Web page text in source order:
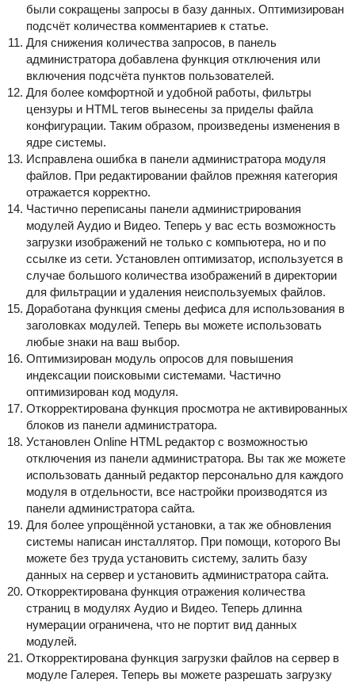
были сокращены запросы в базу данных. Оптимизирован
подсчёт количества комментариев к статье.
Для снижения количества запросов, в панель
администратора добавлена функция отключения или
включения подсчёта пунктов пользователей.
Для более комфортной и удобной работы, фильтры
цензуры и HTML тегов вынесены за приделы файла
конфигурации. Таким образом, произведены изменения в
ядре системы.
Исправлена ошибка в панели администратора модуля
файлов. При редактировании файлов прежняя категория
отражается корректно.
Частично переписаны панели администрирования
модулей Аудио и Видео. Теперь у вас есть возможность
загрузки изображений не только с компьютера, но и по
ссылке из сети. Установлен оптимизатор, используется в
случае большого количества изображений в директории
для фильтрации и удаления неиспользуемых файлов.
Доработана функция смены дефиса для использования в
заголовках модулей. Теперь вы можете использовать
любые знаки на ваш выбор.
Оптимизирован модуль опросов для повышения
индексации поисковыми системами. Частично
оптимизирован код модуля.
Откорректирована функция просмотра не активированных
блоков из панели администратора.
Установлен Online HTML редактор с возможностью
отключения из панели администратора. Вы так же можете
использовать данный редактор персонально для каждого
модуля в отдельности, все настройки производятся из
панели администратора сайта.
Для более упрощённой установки, а так же обновления
системы написан инсталлятор. При помощи, которого Вы
можете без труда установить систему, залить базу
данных на сервер и установить администратора сайта.
Откорректирована функция отражения количества
страниц в модулях Аудио и Видео. Теперь длинна
нумерации ограничена, что не портит вид данных
модулей.
Откорректирована функция загрузки файлов на сервер в
модуле Галерея. Теперь вы можете разрешать загрузку